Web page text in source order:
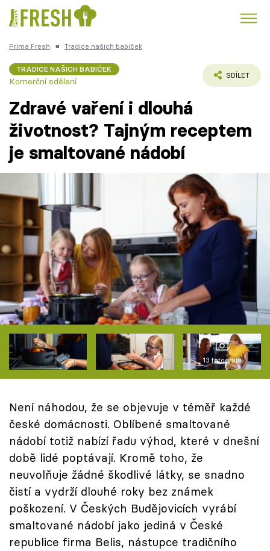
Česká kuchyně
Témata
Recepty
Články
TV Program
Škola vaření
Recepty z TV
Speciál: Cuketa
Těhotnej kuchař
Sledujte prima+
Přihlášení
Sledujte nás
Prima Fresh ■ Tradice našich babiček
TRADICE NAŠICH BABIČEK
Komerční sdělení
SDÍLET
Zdravé vaření i dlouhá
životnost? Tajným receptem
je smaltované nádobí
13 fotografií
Není náhodou, že se objevuje v téměř každé
české domácnosti. Oblíbené smaltované
nádobí totiž nabízí řadu výhod, které v dnešní
době lidé poptávají. Kromě toho, že
neuvolňuje žádné škodlivé látky, se snadno
čistí a vydrží dlouhé roky bez známek
poškození. V Českých Budějovicích vyrábí
smaltované nádobí jako jediná v České
republice firma Belis, nástupce tradičního